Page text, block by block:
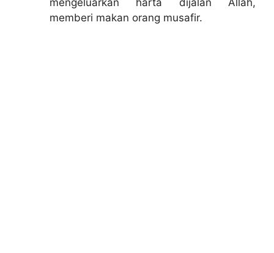
memberi makan orang musafir.